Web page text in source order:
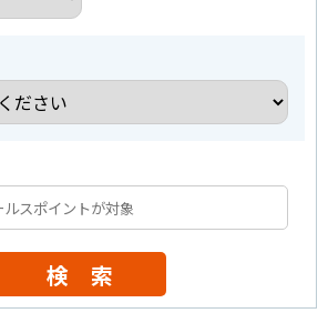
検 索